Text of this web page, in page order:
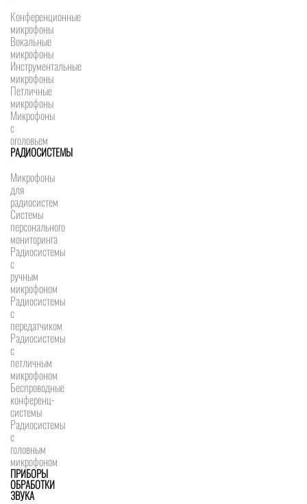
Конференционные
микрофоны
Вокальные
микрофоны
Инструментальные
микрофоны
Петличные
микрофоны
Микрофоны
с
оголовьем
РАДИОСИСТЕМЫ
Микрофоны
для
радиосистем
Системы
персонального
мониторинга
Радиосистемы
c
ручным
микрофоном
Радиосистемы
с
передатчиком
Радиосистемы
с
петличным
микрофоном
Беспроводные
конференц-
системы
Радиосистемы
с
головным
микрофоном
ПРИБОРЫ
ОБРАБОТКИ
ЗВУКА